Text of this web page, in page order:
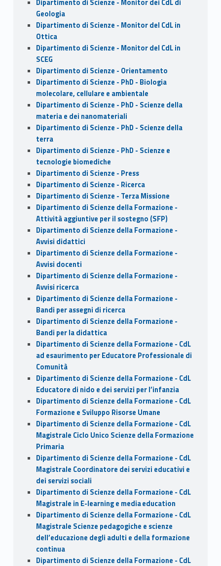
Dipartimento di Scienze - Monitor dei CdL di
Geologia
Dipartimento di Scienze - Monitor del CdL in
Ottica
Dipartimento di Scienze - Monitor del CdL in
SCEG
Dipartimento di Scienze - Orientamento
Dipartimento di Scienze - PhD - Biologia
molecolare, cellulare e ambientale
Dipartimento di Scienze - PhD - Scienze della
materia e dei nanomateriali
Dipartimento di Scienze - PhD - Scienze della
terra
Dipartimento di Scienze - PhD - Scienze e
tecnologie biomediche
Dipartimento di Scienze - Press
Dipartimento di Scienze - Ricerca
Dipartimento di Scienze - Terza Missione
Dipartimento di Scienze della Formazione -
Attività aggiuntive per il sostegno (SFP)
Dipartimento di Scienze della Formazione -
Avvisi didattici
Dipartimento di Scienze della Formazione -
Avvisi docenti
Dipartimento di Scienze della Formazione -
Avvisi ricerca
Dipartimento di Scienze della Formazione -
Bandi per assegni di ricerca
Dipartimento di Scienze della Formazione -
Bandi per la didattica
Dipartimento di Scienze della Formazione - CdL
ad esaurimento per Educatore Professionale di
Comunità
Dipartimento di Scienze della Formazione - CdL
Educatore di nido e dei servizi per l’infanzia
Dipartimento di Scienze della Formazione - CdL
Formazione e Sviluppo Risorse Umane
Dipartimento di Scienze della Formazione - CdL
Magistrale Ciclo Unico Scienze della Formazione
Primaria
Dipartimento di Scienze della Formazione - CdL
Magistrale Coordinatore dei servizi educativi e
dei servizi sociali
Dipartimento di Scienze della Formazione - CdL
Magistrale in E-learning e media education
Dipartimento di Scienze della Formazione - CdL
Magistrale Scienze pedagogiche e scienze
dell’educazione degli adulti e della formazione
continua
Dipartimento di Scienze della Formazione - CdL